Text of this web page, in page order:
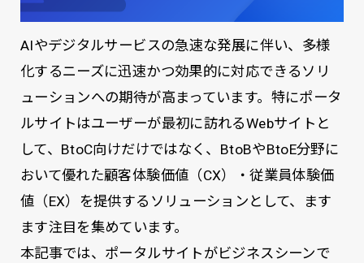
AIやデジタルサービスの急速な発展に伴い、多様
化するニーズに迅速かつ効果的に対応できるソリ
ューションへの期待が高まっています。特にポータ
ルサイトはユーザーが最初に訪れるWebサイトと
して、BtoC向けだけではなく、BtoBやBtoE分野に
おいて優れた顧客体験価値（CX）・従業員体験価
値（EX）を提供するソリューションとして、ます
ます注目を集めています。
本記事では、ポータルサイトがビジネスシーンで